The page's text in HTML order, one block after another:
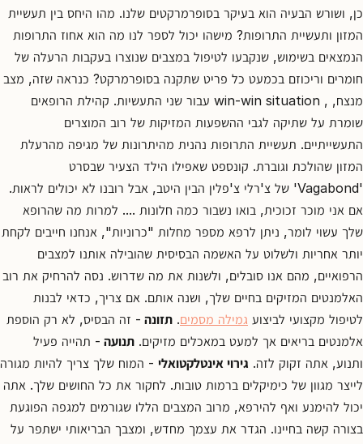
כן, ושורש הבעיה הוא בעיקר בסופרמרקטים שלנו. מהו היחס בין תעשיית
המזון ותעשיית התרופות? מישהו יכול לספר לנו מה הוא אחוז התרופות
הנמצאים בשימוש, שנקבעו לטיפול במצבים שנוצרו בעקבות הרעלה של
חומרים וריכוזם בכמעט כל פריט שתקנה בסופרמרקט? כנראה שזה, מצב
מנצח, , win-win situation עבור שני התעשיות. קהילת הרופאים
שומרת על שתיקה לגבי ההשפעות המזיקות של רוב המוצרים
התעשייתיים. תעשיית התרופות נהנית מהיתרונות של מגיפה מהרעלת
המזון שהולכת וגוברת. קונספט שאפילו הילד הצעיר שבסרט
'Vagabond' של צ'רלי צ'פלין הבין היטב, אבל רובנו לא יכולים לראות.
אם אני מוכר זכוכית, בואו נשבור כמה חלונות .... למרות מה שהרופא
שלך עשוי לומר, ניתן לרפא מספר מחלות "כרוניות", אנחנו חייבים לקחת
יותר אחריות ולשלוט על האשמה הבסיסית שהובילה אותנו למצבים
הרפואיים, מהם אנו סובלים, ולשנות את מה שדרוש. נסה להרחיק את רוב
האלמנטים המזיקים בחיים שלך, ושנה אותם. אם צריך, כדאי לבנות
לטיפול מקצועי לביצוע גמילה מסמים. תזונה - זה הבסיס, לא רק הוספת
אלמנטים בריאים אך למעט במאכלים מזיקים. תנועה - תהייה פעיל
ותנוע, אתה זקוק לזה. גירוי אינטלקטואלי - המוח שלך צריך להיות מגורה
לייצר מגוון של כימיקלים ברמות טובות. לחקור את כל החושים שלך. אתה
יכול להימנע ואף להירפא, מרוב המצבים הללו שגורמים למגפה הפוגעת
בצורה קשה בחיינו. הגדר את עצמך מחדש, ומצבך הבריאותי ישתפר על